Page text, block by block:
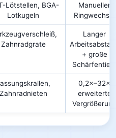
Lötstellen, BGA-
Lotkugeln
Manueller
Ringwechsel
Zahnradgrate
Langer
+ große
Zahnradnieten
0,2×–32×
erweiterte
Vergrößerung